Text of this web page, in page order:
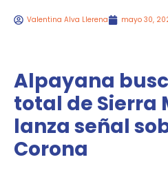
Valentina Alva Llerena mayo 30,
Alpayana
total de Sierra
lanza señal
Corona